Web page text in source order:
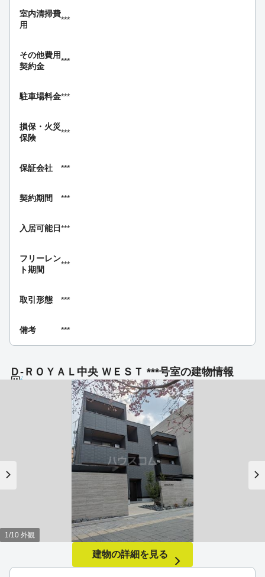
室内清掃費
用
***
その他費用
契約金
***
駐車場料金***
損保・ 火災
保険
***
保証会社 ***
契約期間 ***
入居可能日***
フリーレン
ト期間
***
取引形態 ***
備考 ***
Ｄ-ＲＯＹＡＬ中央 ＷＥＳＴ ***号室の建物情報
1/10 外観
建物の詳細を見る